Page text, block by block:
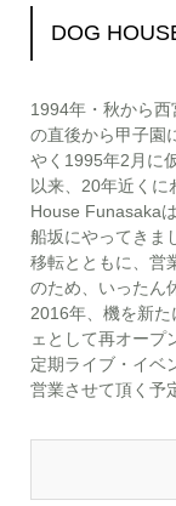
DOG
1994年・秋から
の直後から甲子園
やく1995年2月に
以来、20年近くに
House Funasaka
船坂にやってきま
移転とともに、営
のため、いったん
2016年、機を新た
ェとして再オープ
定期ライブ・イベ
営業させて頂く予